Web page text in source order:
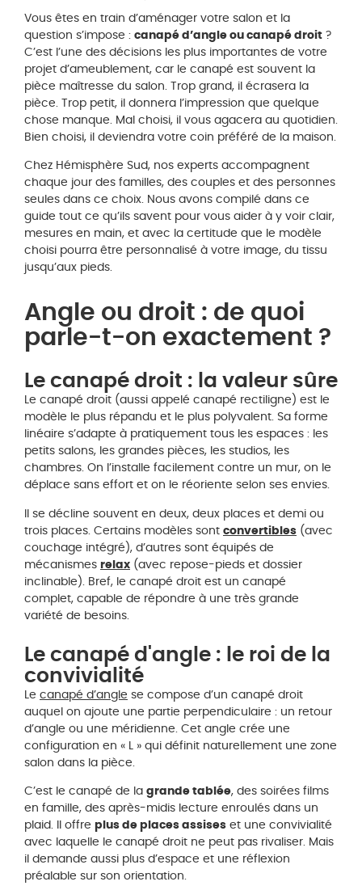
Vous êtes en train d’aménager votre salon et la
question s’impose : canapé d’angle ou canapé droit ?
C’est l’une des décisions les plus importantes de votre
projet d’ameublement, car le canapé est souvent la
pièce maîtresse du salon. Trop grand, il écrasera la
pièce. Trop petit, il donnera l’impression que quelque
chose manque. Mal choisi, il vous agacera au quotidien.
Bien choisi, il deviendra votre coin préféré de la maison.
Chez Hémisphère Sud, nos experts accompagnent
chaque jour des familles, des couples et des personnes
seules dans ce choix. Nous avons compilé dans ce
guide tout ce qu’ils savent pour vous aider à y voir clair,
mesures en main, et avec la certitude que le modèle
choisi pourra être personnalisé à votre image, du tissu
jusqu’aux pieds.
Angle ou droit : de quoi
parle-t-on exactement ?
Le canapé droit : la valeur sûre
Le canapé droit (aussi appelé canapé rectiligne) est le
modèle le plus répandu et le plus polyvalent. Sa forme
linéaire s’adapte à pratiquement tous les espaces : les
petits salons, les grandes pièces, les studios, les
chambres. On l’installe facilement contre un mur, on le
déplace sans effort et on le réoriente selon ses envies.
Il se décline souvent en deux, deux places et demi ou
trois places. Certains modèles sont convertibles (avec
couchage intégré), d’autres sont équipés de
mécanismes relax (avec repose-pieds et dossier
inclinable). Bref, le canapé droit est un canapé
complet, capable de répondre à une très grande
variété de besoins.
Le canapé d'angle : le roi de la
convivialité
Le canapé d’angle se compose d’un canapé droit
auquel on ajoute une partie perpendiculaire : un retour
d’angle ou une méridienne. Cet angle crée une
configuration en « L » qui définit naturellement une zone
salon dans la pièce.
C’est le canapé de la grande tablée, des soirées films
en famille, des après-midis lecture enroulés dans un
plaid. Il offre plus de places assises et une convivialité
avec laquelle le canapé droit ne peut pas rivaliser. Mais
il demande aussi plus d’espace et une réflexion
préalable sur son orientation.